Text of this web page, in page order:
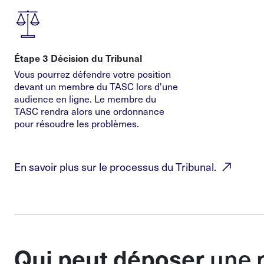
Étape 3 Décision du Tribunal
Vous pourrez défendre votre position
devant un membre du TASC lors d'une
audience en ligne. Le membre du
TASC rendra alors une ordonnance
pour résoudre les problèmes.
En savoir plus sur le processus duTribunal.